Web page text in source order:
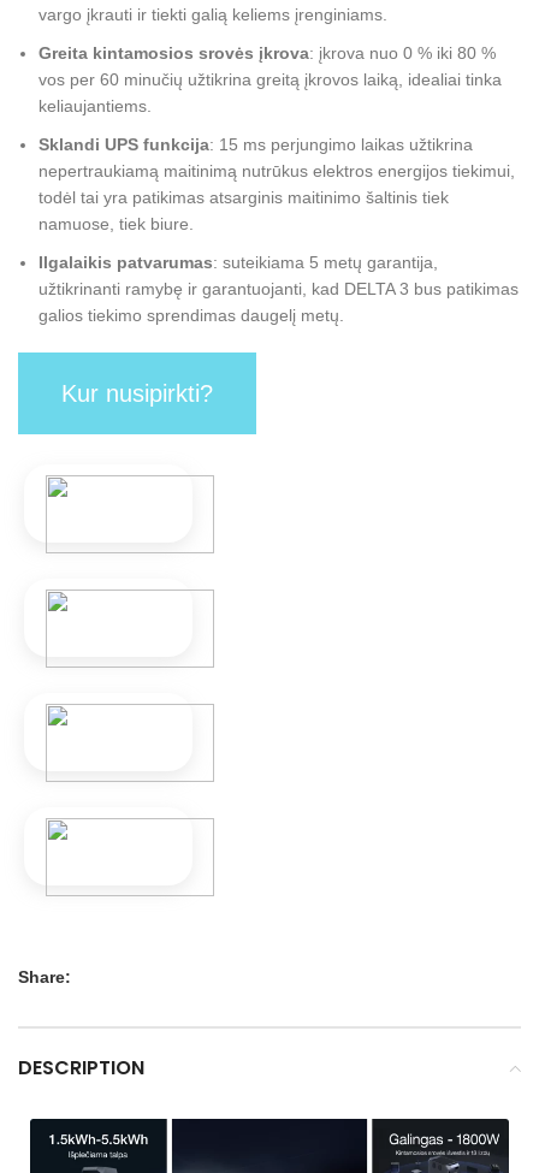
vargo įkrauti ir tiekti galią keliems įrenginiams.
Greita kintamosios srovės įkrova: įkrova nuo 0 % iki 80 %
vos per 60 minučių užtikrina greitą įkrovos laiką, idealiai tinka
keliaujantiems.
Sklandi UPS funkcija: 15 ms perjungimo laikas užtikrina
nepertraukiamą maitinimą nutrūkus elektros energijos tiekimui,
todėl tai yra patikimas atsarginis maitinimo šaltinis tiek
namuose, tiek biure.
Ilgalaikis patvarumas: suteikiama 5 metų garantija,
užtikrinanti ramybę ir garantuojanti, kad DELTA 3 bus patikimas
galios tiekimo sprendimas daugelį metų.
Kur nusipirkti?
Share:
DESCRIPTION